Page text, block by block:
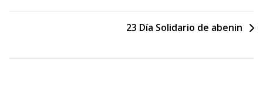
23 Día Solidario de abenin